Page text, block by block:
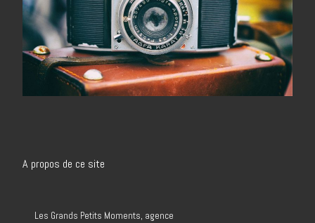
A propos de ce site
Les Grands Petits Moments, agence